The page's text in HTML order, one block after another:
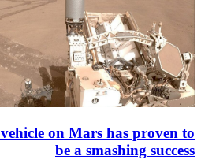
on Mars has proven to
be a smashing success